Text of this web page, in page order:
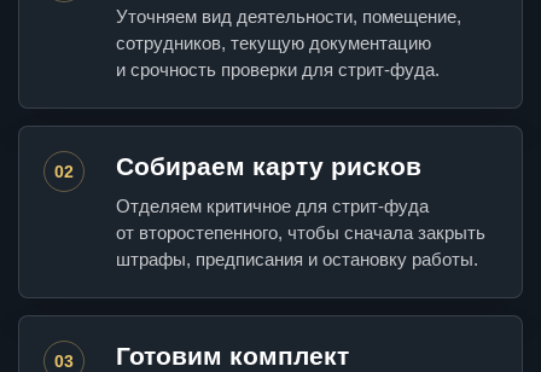
Уточняем вид деятельности, помещение,
сотрудников, текущую документацию
и срочность проверки для стрит-фуда.
02 Собираем карту рисков
Отделяем критичное для стрит-фуда
от второстепенного, чтобы сначала закрыть
штрафы, предписания и остановку работы.
03 Готовим комплект